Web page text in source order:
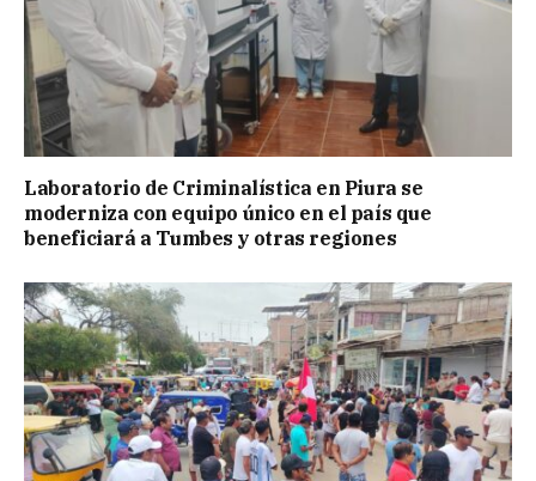
Laboratorio de Criminalística en Piura se
moderniza con equipo único en el país que
beneficiará a Tumbes y otras regiones